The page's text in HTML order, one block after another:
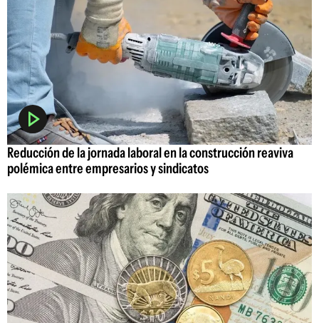
Reducción de la jornada laboral en la construcción reaviva
polémica entre empresarios y sindicatos